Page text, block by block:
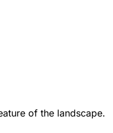
of the landscape.